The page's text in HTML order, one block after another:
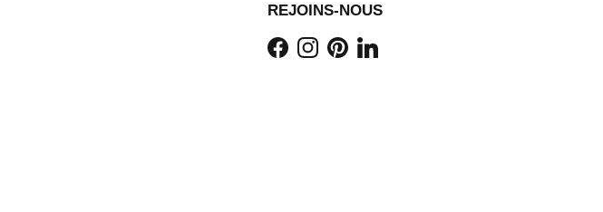
REJOINS-NOUS
FacebookInstagram
PinterestLinkedIn